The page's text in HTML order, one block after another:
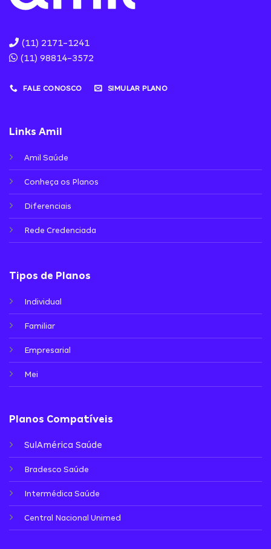
(11) 2171-1241
(11) 98814-3572
FALE CONOSCO SIMULAR PLANO
Links Amil
Amil Saúde
Conheça os Planos
Diferenciais
Rede Credenciada
Tipos de Planos
Individual
Familiar
Empresarial
Mei
Planos Compatíveis
SulAmérica Saúde
Bradesco Saúde
Intermédica Saúde
Central Nacional Unimed